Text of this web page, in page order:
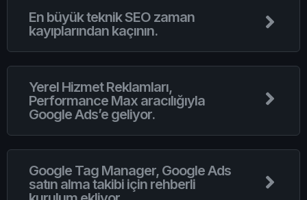
En büyük teknik SEO zaman
kayıplarından kaçının.
Yerel Hizmet Reklamları,
Performance Max aracılığıyla
Google Ads’e geliyor.
Google Tag Manager, Google Ads
satın alma takibi için rehberli